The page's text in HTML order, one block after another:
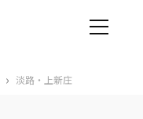
› 淡路・上新庄